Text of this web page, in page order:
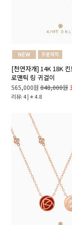
[천연자개] 14K 18K 킨
로맨틱 링 귀걸이
565,000원 848,000원
리뷰: 4 | 4.8